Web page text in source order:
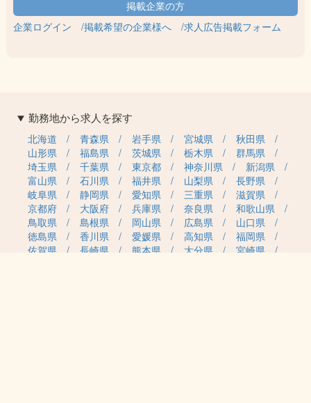
企業ログイン 掲載希望の企業様へ 求人広告掲載フォーム
勤務地から求人を探す
北海道 青森県 岩手県 宮城県
秋田県
山形県
福島県 茨城県 栃木県
群馬県
埼玉県
千葉県 東京都 神奈川県
新潟県
富山県
石川県 福井県 山梨県
長野県
岐阜県
静岡県 愛知県 三重県
滋賀県
京都府
大阪府 兵庫県 奈良県
和歌山県
鳥取県
島根県 岡山県 広島県
山口県
徳島県
香川県 愛媛県 高知県
福岡県
佐賀県
長崎県 熊本県 大分県
宮崎県